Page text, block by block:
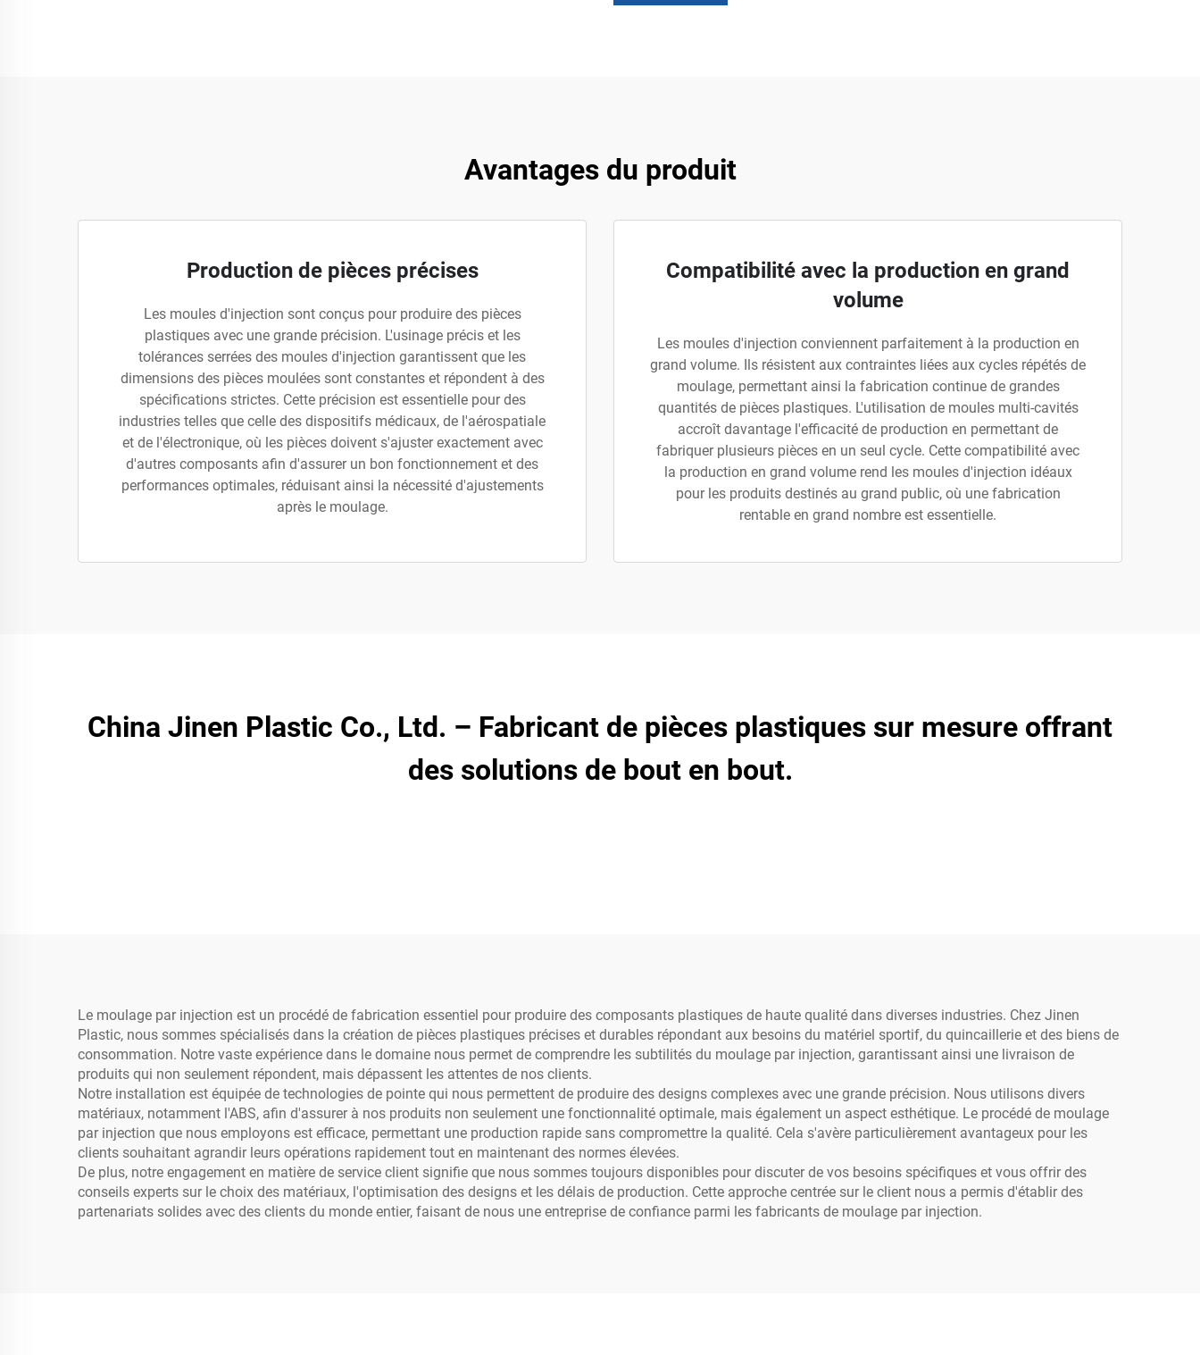
Avantages du produit
Production de pièces précises
Les moules d'injection sont conçus pour produire des pièces
plastiques avec une grande précision. L'usinage précis et les
tolérances serrées des moules d'injection garantissent que les
dimensions des pièces moulées sont constantes et répondent à des
spécifications strictes. Cette précision est essentielle pour des
industries telles que celle des dispositifs médicaux, de l'aérospatiale
et de l'électronique, où les pièces doivent s'ajuster exactement avec
d'autres composants afin d'assurer un bon fonctionnement et des
performances optimales, réduisant ainsi la nécessité d'ajustements
après le moulage.
Compatibilité avec la production en grand
volume
Les moules d'injection conviennent parfaitement à la production en
grand volume. Ils résistent aux contraintes liées aux cycles répétés de
moulage, permettant ainsi la fabrication continue de grandes
quantités de pièces plastiques. L'utilisation de moules multi-cavités
accroît davantage l'efficacité de production en permettant de
fabriquer plusieurs pièces en un seul cycle. Cette compatibilité avec
la production en grand volume rend les moules d'injection idéaux
pour les produits destinés au grand public, où une fabrication
rentable en grand nombre est essentielle.
China Jinen Plastic Co., Ltd. – Fabricant de pièces plastiques sur mesure offrant
des solutions de bout en bout.
Le moulage par injection est un procédé de fabrication essentiel pour produire des composants plastiques de haute qualité dans diverses industries. Chez Jinen
Plastic, nous sommes spécialisés dans la création de pièces plastiques précises et durables répondant aux besoins du matériel sportif, du quincaillerie et des biens de
consommation. Notre vaste expérience dans le domaine nous permet de comprendre les subtilités du moulage par injection, garantissant ainsi une livraison de
produits qui non seulement répondent, mais dépassent les attentes de nos clients.
Notre installation est équipée de technologies de pointe qui nous permettent de produire des designs complexes avec une grande précision. Nous utilisons divers
matériaux, notamment l'ABS, afin d'assurer à nos produits non seulement une fonctionnalité optimale, mais également un aspect esthétique. Le procédé de moulage
par injection que nous employons est efficace, permettant une production rapide sans compromettre la qualité. Cela s'avère particulièrement avantageux pour les
clients souhaitant agrandir leurs opérations rapidement tout en maintenant des normes élevées.
De plus, notre engagement en matière de service client signifie que nous sommes toujours disponibles pour discuter de vos besoins spécifiques et vous offrir des
conseils experts sur le choix des matériaux, l'optimisation des designs et les délais de production. Cette approche centrée sur le client nous a permis d'établir des
partenariats solides avec des clients du monde entier, faisant de nous une entreprise de confiance parmi les fabricants de moulage par injection.